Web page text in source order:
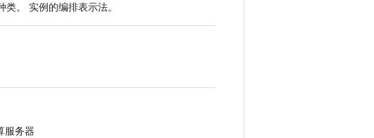
。 实例的编排表示法。
服务器